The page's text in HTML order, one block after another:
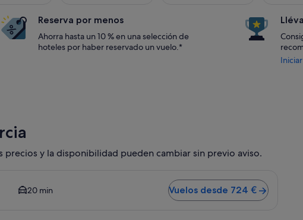
Reserva por menos
Ahorra hasta un 10 % en una selección de
hoteles por haber reservado un vuelo.*
precios y la disponibilidad pueden cambiar sin previo aviso.
20 min Vuelos desde 724 €